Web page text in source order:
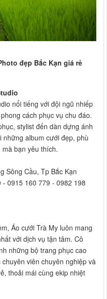
đẹp Bắc Kạn giá rẻ
nổi tiếng với đội ngũ nhiếp
cách phục vụ chu đáo.
stylist đến dàn dựng ánh
những album cưới đẹp, phù
bạn yêu thích.
Sông Cầu, Tp Bắc Kạn
0915 160 779 - 0982 198
Áo cưới Trà My luôn mang
với dịch vụ tận tâm. Cô
những bộ trang phục cao
viên chuyên nghiệp và
thoải mái cùng ekip nhiệt